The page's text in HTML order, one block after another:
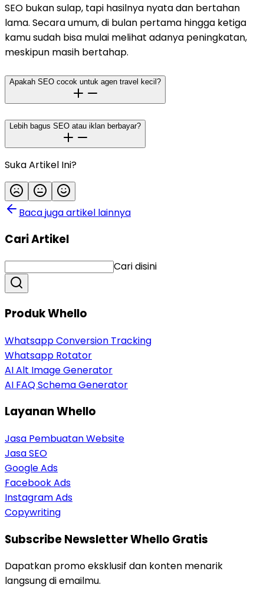
SEO bukan sulap, tapi hasilnya nyata dan bertahan
lama. Secara umum, di bulan pertama hingga ketiga
kamu sudah bisa mulai melihat adanya peningkatan,
meskipun masih bertahap.
Apakah SEO cocok untuk agen travel kecil?
Lebih bagus SEO atau iklan berbayar?
Suka Artikel Ini?
Baca juga artikel lainnya
Cari Artikel
Cari disini
Produk Whello
Whatsapp Conversion Tracking
Whatsapp Rotator
AI Alt Image Generator
AI FAQ Schema Generator
Layanan Whello
Jasa Pembuatan Website
Jasa SEO
Google Ads
Facebook Ads
Instagram Ads
Copywriting
Subscribe Newsletter Whello Gratis
Dapatkan promo eksklusif dan konten menarik
langsung di emailmu.